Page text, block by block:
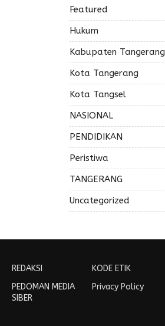
Featured
Hukum
Kabupaten Tangerang
Kota Tangerang
Kota Tangsel
NASIONAL
PENDIDIKAN
Peristiwa
TANGERANG
Uncategorized
REDAKSI
PEDOMAN MEDIA
SIBER
KODE ETIK
Privacy Policy